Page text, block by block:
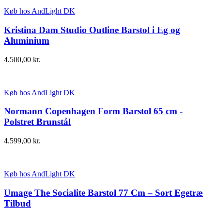
Køb hos AndLight DK
Kristina Dam Studio Outline Barstol i Eg og
Aluminium
4.500,00 kr.
Køb hos AndLight DK
Normann Copenhagen Form Barstol 65 cm -
Polstret Brunstål
4.599,00 kr.
Køb hos AndLight DK
Umage The Socialite Barstol 77 Cm – Sort Egetræ
Tilbud